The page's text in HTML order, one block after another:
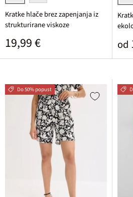
jagodnadrap/javorjeva/mat koralna/
Kratke hlače brez zapenjanja iz
strukturirane viskoze
Običajna cena
19,99 €
pink
od
Do 50% popust